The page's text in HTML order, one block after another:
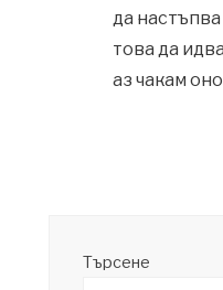
да
това да
аз чакам
Търсене